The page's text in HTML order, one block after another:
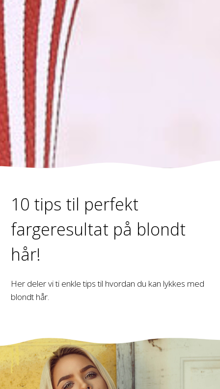
10 tips til perfekt
fargeresultat på blondt
hår!
Her deler vi ti enkle tips til hvordan du kan lykkes med
blondt hår.